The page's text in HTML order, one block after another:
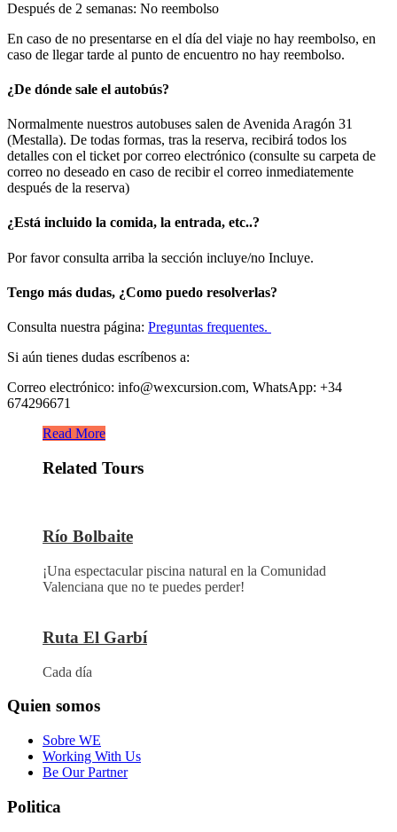
Después de 2 semanas: No reembolso
En caso de no presentarse en el día del viaje no hay reembolso, en
caso de llegar tarde al punto de encuentro no hay reembolso.
¿De dónde sale el autobús?
Normalmente nuestros autobuses salen de Avenida Aragón 31
(Mestalla). De todas formas, tras la reserva, recibirá todos los
detalles con el ticket por correo electrónico (consulte su carpeta de
correo no deseado en caso de recibir el correo inmediatemente
después de la reserva)
¿Está incluido la comida, la entrada, etc..?
Por favor consulta arriba la sección incluye/no Incluye.
Tengo más dudas, ¿Como puedo resolverlas?
Consulta nuestra página: Preguntas frequentes.
Si aún tienes dudas escríbenos a:
Correo electrónico: info@wexcursion.com, WhatsApp: +34
674296671
Read More
Related Tours
Río Bolbaite
¡Una espectacular piscina natural en la Comunidad
Valenciana que no te puedes perder!
Ruta El Garbí
Cada día
Quien somos
Sobre WE
Working With Us
Be Our Partner
Politica